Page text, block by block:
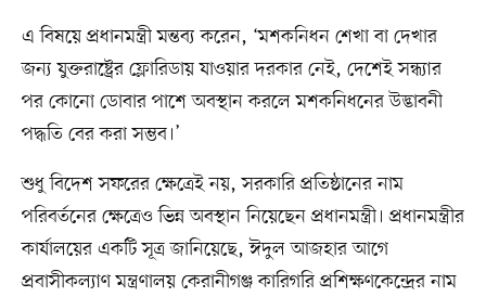
এ বিষয়ে প্রধানমন্ত্রী মন্তব্য করেন, ‘মশকনিধন শেখা বা দেখার
জন্য যুক্তরাষ্ট্রের ফ্লোরিডায় যাওয়ার দরকার নেই, দেশেই সন্ধ্যার
পর কোনো ডোবার পাশে অবস্থান করলে মশকনিধনের উদ্ভাবনী
পদ্ধতি বের করা সম্ভব।’
শুধু বিদেশ সফরের ক্ষেত্রেই নয়, সরকারি প্রতিষ্ঠানের নাম
পরিবর্তনের ক্ষেত্রেও ভিন্ন অবস্থান নিয়েছেন প্রধানমন্ত্রী। প্রধানমন্ত্রীর
কার্যালয়ের একটি সূত্র জানিয়েছে, ঈদুল আজহার আগে
প্রবাসীকল্যাণ মন্ত্রণালয় কেরানীগঞ্জ কারিগরি প্রশিক্ষণকেন্দ্রের নাম